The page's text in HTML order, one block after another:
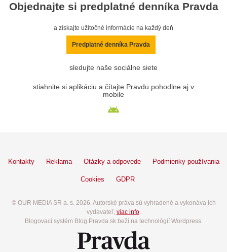
Objednajte si predplatné denníka Pravda
a získajte užitočné informácie na každý deň
Predplatné denníka Pravda
sledujte naše sociálne siete
stiahnite si aplikáciu a čítajte Pravdu pohodlne aj v
mobile
Kontakty Reklama Otázky a odpovede Podmienky používania
Cookies GDPR
© OUR MEDIA SR a. s. 2026. Autorské práva sú vyhradené a vykonáva ich
vydavateľ, viac info.
Blogovací systém Blog.Pravda.sk beží na technológií Wordpress.